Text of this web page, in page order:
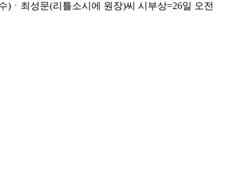
ㆍ최성문(리틀소시에 원장)씨 시부상=26일 오전